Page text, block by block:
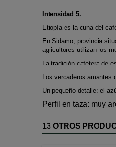
Intensidad 5.
Etiopía es la cuna del
En Sidamo, provincia
agricultores utilizan los
La tradición cafetera de
Los verdaderos amantes
Un pequeño detalle: el
Perfil en taza: muy
13 OTROS